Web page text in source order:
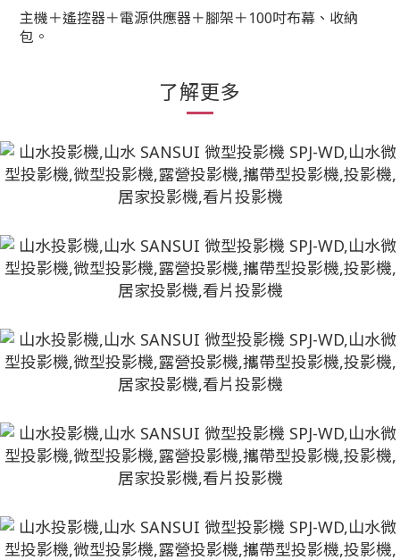
主機＋遙控器＋電源供應器＋腳架＋100吋布幕、收納
包。
了解更多